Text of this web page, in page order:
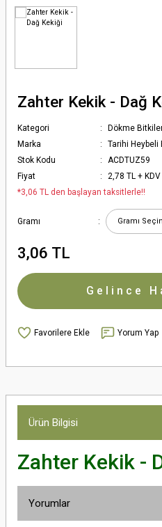
Zahter Kekik - Dağ
Kategori
Dökme
Marka
Tarihi Heybeli
Stok Kodu
ACDTUZ59
Fiyat
2,78 TL + KDV
*3,06 TL den başlayan taksitlerle!!
Gramı
3,06 TL
Gelince
Yorum Yap
Ürün Bilgisi
Zahter Kekik -
Yorumlar